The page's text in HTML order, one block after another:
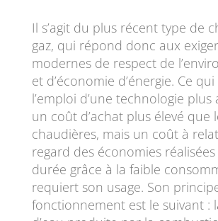
Il s’agit du plus récent type de
gaz, qui répond donc aux
modernes de respect de
et d’économie d’énergie. Ce
l’emploi d’une technologie plus
un coût d’achat plus élevé que
chaudières, mais un coût à
regard des économies réalisées
durée grâce à la faible
requiert son usage. Son
fonctionnement est le suivant :